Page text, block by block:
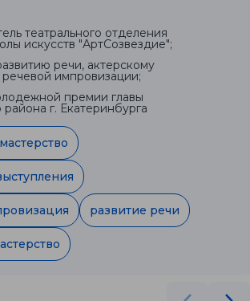
театрального отделения
искусств "АртСозвездие";
речи, актерскому
речевой импровизации;
премии главы
г. Екатеринбурга
развитие речи